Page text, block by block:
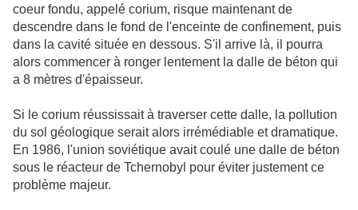
coeur fondu, appelé corium, risque maintenant de
descendre dans le fond de l'enceinte de confinement, puis
dans la cavité située en dessous. S'il arrive là, il pourra
alors commencer à ronger lentement la dalle de béton qui
a 8 mètres d'épaisseur.
Si le corium réussissait à traverser cette dalle, la pollution
du sol géologique serait alors irrémédiable et dramatique.
En 1986, l'union soviétique avait coulé une dalle de béton
sous le réacteur de Tchernobyl pour éviter justement ce
problème majeur.